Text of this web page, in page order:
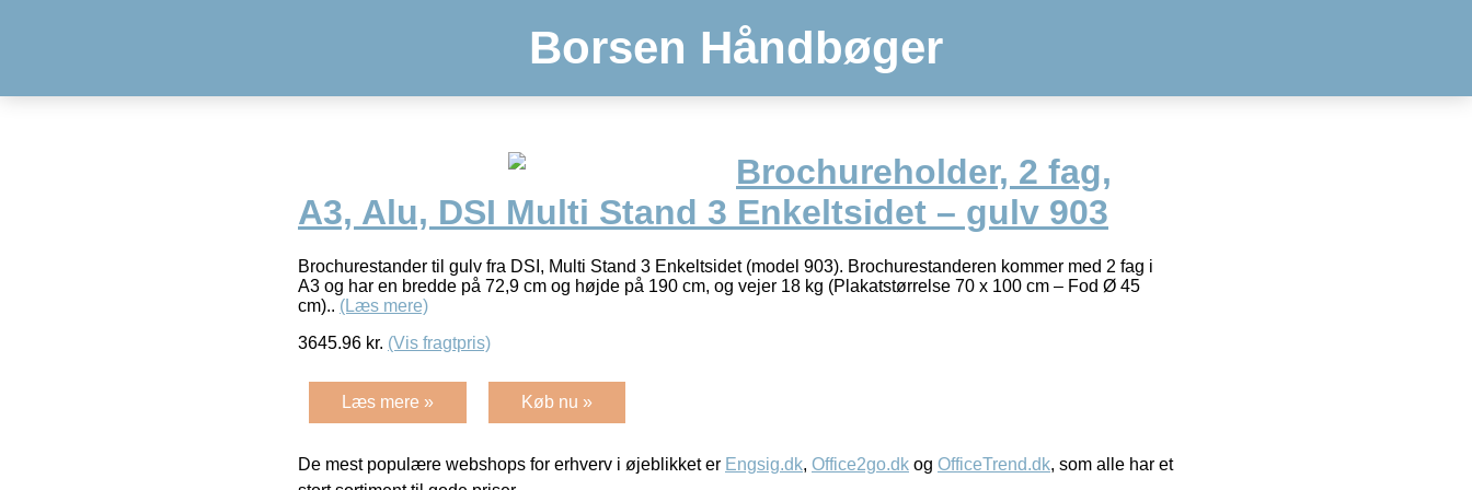
Borsen Håndbøger
Brochureholder, 2 fag,
A3, Alu, DSI Multi Stand 3 Enkeltsidet – gulv 903
Brochurestander til gulv fra DSI, Multi Stand 3 Enkeltsidet (model 903). Brochurestanderen kommer med 2 fag i
A3 og har en bredde på 72,9 cm og højde på 190 cm, og vejer 18 kg (Plakatstørrelse 70 x 100 cm – Fod Ø 45
cm).. (Læs mere)
3645.96 kr. (Vis fragtpris)
Læs mere » Køb nu »
De mest populære webshops for erhverv i øjeblikket er Engsig.dk, Office2go.dk og OfficeTrend.dk, som alle har et